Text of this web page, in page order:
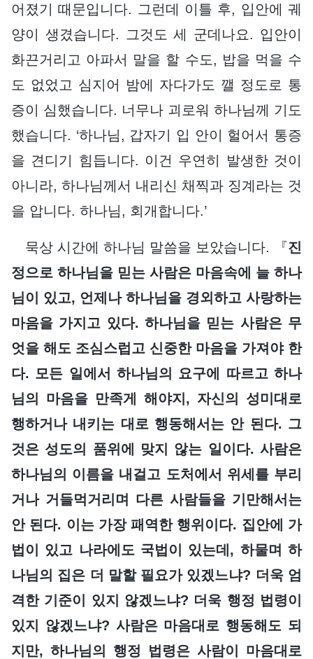
어졌기 때문입니다. 그런데 이틀 후, 입안에 궤
양이 생겼습니다. 그것도 세 군데나요. 입안이
화끈거리고 아파서 말을 할 수도, 밥을 먹을 수
도 없었고 심지어 밤에 자다가도 깰 정도로 통
증이 심했습니다. 너무나 괴로워 하나님께 기도
했습니다. ‘하나님, 갑자기 입 안이 헐어서 통증
을 견디기 힘듭니다. 이건 우연히 발생한 것이
아니라, 하나님께서 내리신 채찍과 징계라는 것
을 압니다. 하나님, 회개합니다.’
묵상 시간에 하나님 말씀을 보았습니다. 『진
정으로 하나님을 믿는 사람은 마음속에 늘 하나
님이 있고, 언제나 하나님을 경외하고 사랑하는
마음을 가지고 있다. 하나님을 믿는 사람은 무
엇을 해도 조심스럽고 신중한 마음을 가져야 한
다. 모든 일에서 하나님의 요구에 따르고 하나
님의 마음을 만족게 해야지, 자신의 성미대로
행하거나 내키는 대로 행동해서는 안 된다. 그
것은 성도의 품위에 맞지 않는 일이다. 사람은
하나님의 이름을 내걸고 도처에서 위세를 부리
거나 거들먹거리며 다른 사람들을 기만해서는
안 된다. 이는 가장 패역한 행위이다. 집안에 가
법이 있고 나라에도 국법이 있는데, 하물며 하
나님의 집은 더 말할 필요가 있겠느냐? 더욱 엄
격한 기준이 있지 않겠느냐? 더욱 행정 법령이
있지 않겠느냐? 사람은 마음대로 행동해도 되
지만, 하나님의 행정 법령은 사람이 마음대로